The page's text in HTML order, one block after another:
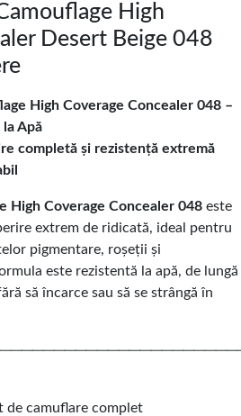
High
Desert Beige 048
High Coverage Concealer 048 –
Apă
completă și rezistență extremă
High Coverage Concealer 048 este
extrem de ridicată, ideal pentru
pigmentare, roșeții și
este rezistentă la apă, de lungă
să încarce sau să se strângă în
de camuflare complet